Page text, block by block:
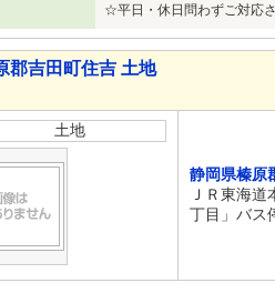
☆平日・休日問わずご対応
郡吉田町住吉 土地
土地
静岡県榛原
ＪＲ東海
丁目」バス